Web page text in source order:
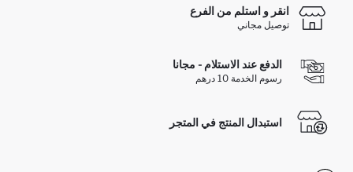
انقر و استلم من الفرع
توصيل مجاني
الدفع عند الاستلام - مجانا
رسوم الخدمة 10 درهم
استبدال المنتج في المتجر